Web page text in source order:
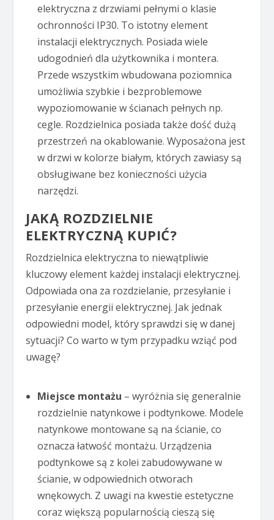
elektryczna z drzwiami pełnymi o klasie
ochronności IP30. To istotny element
instalacji elektrycznych. Posiada wiele
udogodnień dla użytkownika i montera.
Przede wszystkim wbudowana poziomnica
umożliwia szybkie i bezproblemowe
wypoziomowanie w ścianach pełnych np.
cegle. Rozdzielnica posiada także dość dużą
przestrzeń na okablowanie. Wyposażona jest
w drzwi w kolorze białym, których zawiasy są
obsługiwane bez konieczności użycia
narzędzi.
JAKĄ ROZDZIELNIE
ELEKTRYCZNĄ KUPIĆ?
Rozdzielnica elektryczna to niewątpliwie
kluczowy element każdej instalacji elektrycznej.
Odpowiada ona za rozdzielanie, przesyłanie i
przesyłanie energii elektrycznej. Jak jednak
odpowiedni model, który sprawdzi się w danej
sytuacji? Co warto w tym przypadku wziąć pod
uwagę?
Miejsce montażu – wyróżnia się generalnie
rozdzielnie natynkowe i podtynkowe. Modele
natynkowe montowane są na ścianie, co
oznacza łatwość montażu. Urządzenia
podtynkowe są z kolei zabudowywane w
ścianie, w odpowiednich otworach
wnękowych. Z uwagi na kwestie estetyczne
coraz większą popularnością cieszą się